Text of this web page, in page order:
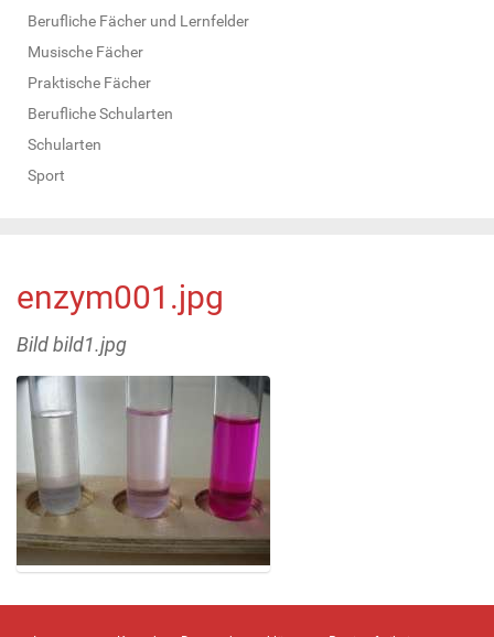
Berufliche Fächer und Lernfelder
Musische Fächer
Praktische Fächer
Berufliche Schularten
Schularten
Sport
enzym001.jpg
Bild bild1.jpg
e